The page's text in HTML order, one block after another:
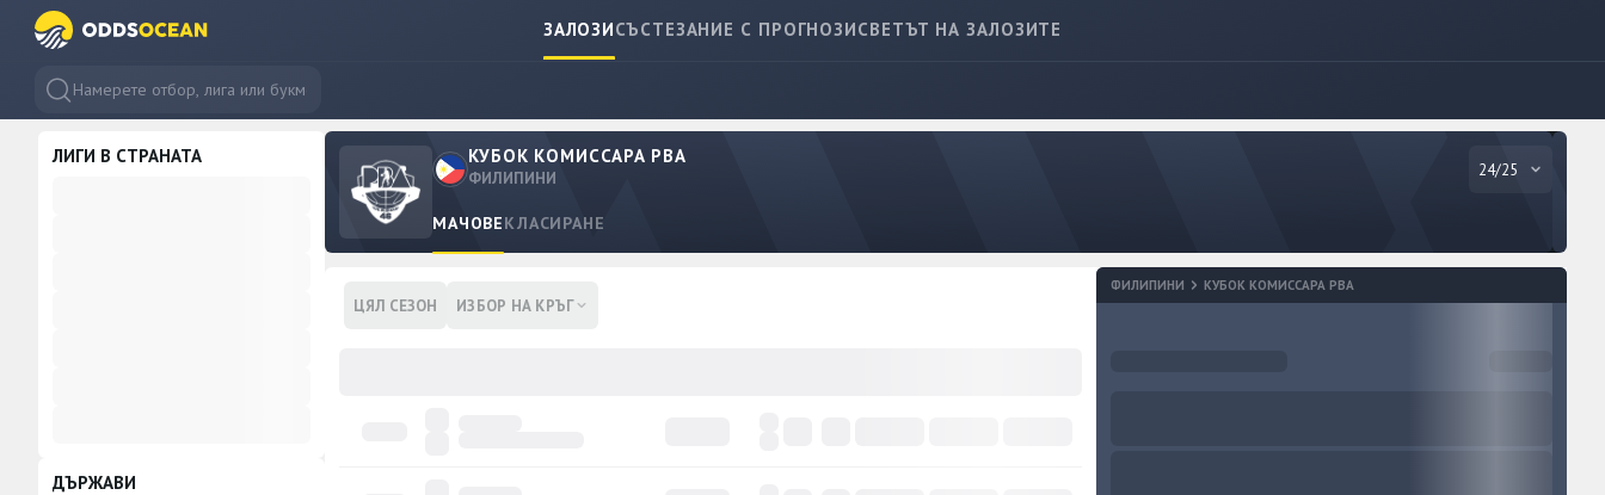
ЗАЛОЗИСЪСТЕЗАНИЕ С ПРОГНОЗИСВЕТЪТ НА ЗАЛОЗИТЕ
ЛИГИ В СТРАНАТА
ДЪРЖАВИ
КУБОК КОМИССАРА PBA
ФИЛИПИНИ 24/25
МАЧОВЕКЛАСИРАНЕ
ЦЯЛ СЕЗОН ИЗБОР НА КРЪГ
ФИЛИПИНИ КУБОК КОМИССАРА PBA